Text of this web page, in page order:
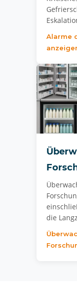
Alarme
die